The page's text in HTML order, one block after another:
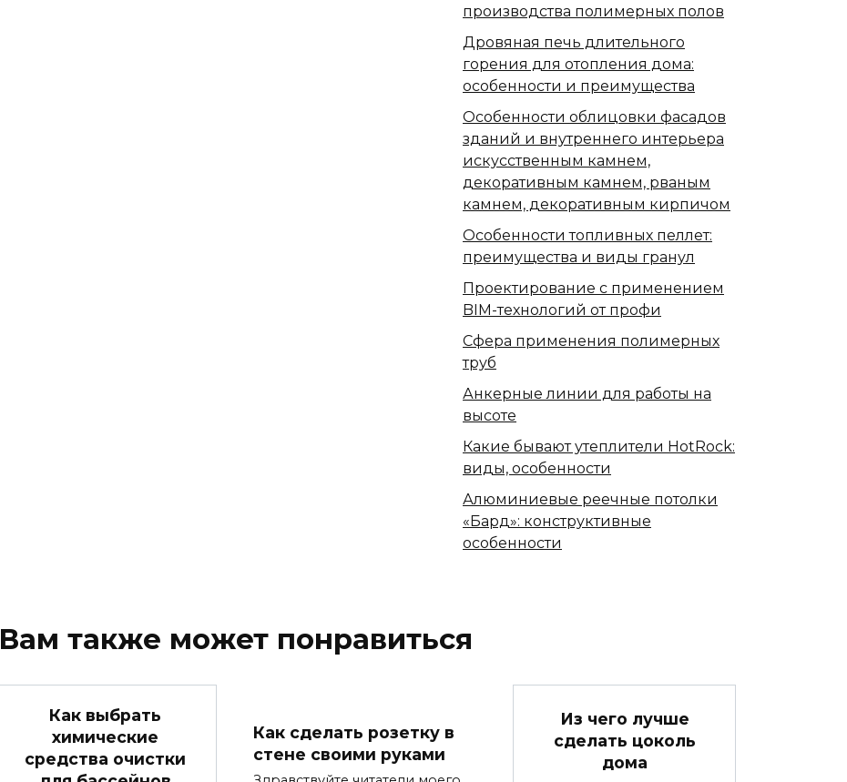
производства полимерных полов
Дровяная печь длительного
горения для отопления дома:
особенности и преимущества
Особенности облицовки фасадов
зданий и внутреннего интерьера
искусственным камнем,
декоративным камнем, рваным
камнем, декоративным кирпичом
Особенности топливных пеллет:
преимущества и виды гранул
Проектирование с применением
BIM-технологий от профи
Сфера применения полимерных
труб
Анкерные линии для работы на
высоте
Какие бывают утеплители HotRock:
виды, особенности
Алюминиевые реечные потолки
«Бард»: конструктивные
особенности
Вам также может понравиться
Как выбрать
химические
средства очистки
Как сделать розетку в
стене своими руками
Из чего лучше
сделать цоколь
дома